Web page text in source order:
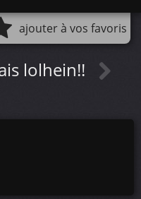
ajouter à vos favoris
lolhein!!